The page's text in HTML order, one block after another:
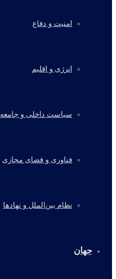
امنیت و دفاع
انرژی و اقلیم
سیاست داخلی و جامعه
فناوری و فضای مجازی
نظام بین‌الملل و نهادها
جهان